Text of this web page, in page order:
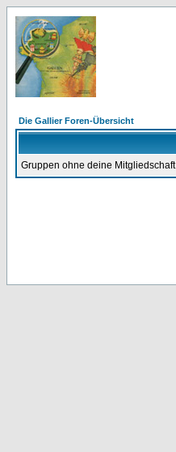
Die Gallier Foren-Übersicht
Gruppen ohne deine Mitgliedschaft